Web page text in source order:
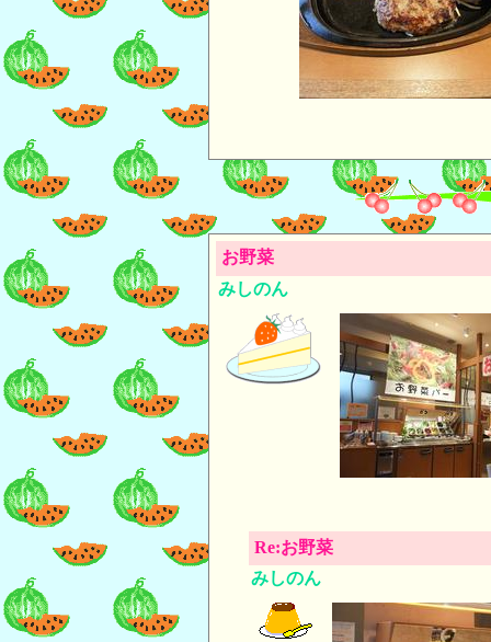
お野菜
みしのん
Re:お野菜
みしのん